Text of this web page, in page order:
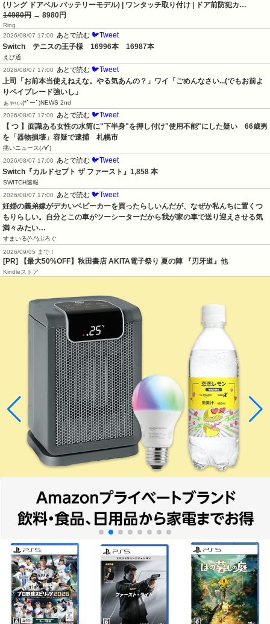
(リング ドアベル バッテリーモデル) | ワンタッチ取り付け | ドア前防犯カ…
14980円 → 8980円
Ring
2026/08/07 17:00
あとで読む 🐦Tweet
Switch　テニスの王子様　16996本　16987本
えび通
2026/08/07 17:00
あとで読む 🐦Tweet
上司「お前本当使えねえな。やる気あんの？」ワイ「ごめんなさい...(でもお前よ
りベイブレード強いし」
ぁゃιぃ(*ﾟーﾟ)NEWS 2nd
2026/08/07 17:00
あとで読む 🐦Tweet
【 つ 】面識ある女性の水筒に"下半身"を押し付け"使用不能"にした疑い　66歳男
を「器物損壊」容疑で逮捕　札幌市
痛いニュース(ﾉ∀`)
2026/08/07 17:00
あとで読む 🐦Tweet
Switch『カルドセプト ザ ファースト』1,858 本
SWITCH速報
2026/08/07 17:00
あとで読む 🐦Tweet
妊婦の義弟嫁がデカいベビーカーを買ったらしいんだが、なぜか私んちに置くつ
もりらしい。自分とこの車がツーシーターだから我が家の車で送り迎えさせる気
満々みたい…
すまいる(^-^)ぶろぐ
2026/09/05 まで！
[PR] 【最大50%OFF】秋田書店 AKITA電子祭り 夏の陣 『刃牙道』他
Kindleストア